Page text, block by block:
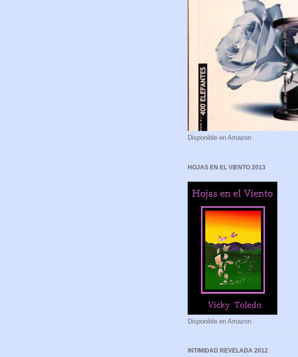
Disponible en Amazon
HOJAS EN EL VIENTO 2013
Disponible en Amazon
INTIMIDAD REVELADA 2012